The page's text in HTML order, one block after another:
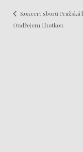
Koncert sborů Pražská
Ondřejem Lhotkou